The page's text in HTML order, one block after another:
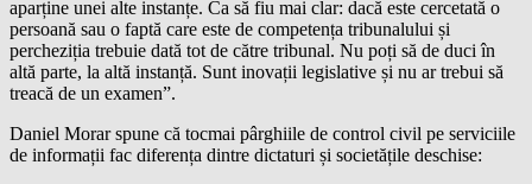
aparține unei alte instanțe. Ca să fiu mai clar: dacă este cercetată o
persoană sau o faptă care este de competența tribunalului și
percheziția trebuie dată tot de către tribunal. Nu poți să de duci în
altă parte, la altă instanță. Sunt inovații legislative și nu ar trebui să
treacă de un examen”.
Daniel Morar spune că tocmai pârghiile de control civil pe serviciile
de informații fac diferența dintre dictaturi și societățile deschise: